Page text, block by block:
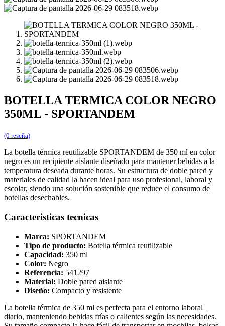
BOTELLA TERMICA COLOR NEGRO
350ML - SPORTANDEM
(0 reseña)
La botella térmica reutilizable SPORTANDEM de 350 ml en color
negro es un recipiente aislante diseñado para mantener bebidas a la
temperatura deseada durante horas. Su estructura de doble pared y
materiales de calidad la hacen ideal para uso profesional, laboral y
escolar, siendo una solución sostenible que reduce el consumo de
botellas desechables.
Caracteristicas tecnicas
Marca: SPORTANDEM
Tipo de producto: Botella térmica reutilizable
Capacidad: 350 ml
Color: Negro
Referencia: 541297
Material: Doble pared aislante
Diseño: Compacto y resistente
La botella térmica de 350 ml es perfecta para el entorno laboral
diario, manteniendo bebidas frías o calientes según las necesidades.